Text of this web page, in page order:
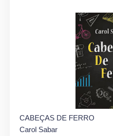
CABEÇAS DE FERRO
Carol Sabar